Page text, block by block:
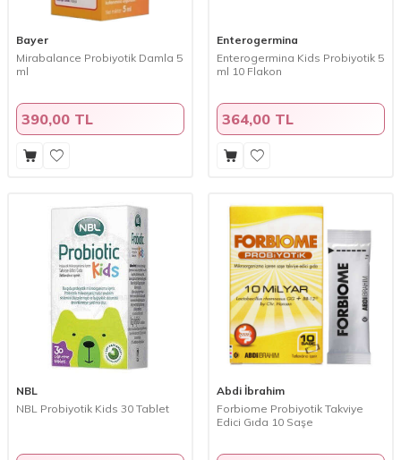
Bayer
Mirabalance Probiyotik Damla 5
ml
390,00 TL
Enterogermina
Enterogermina Kids Probiyotik 5
ml 10 Flakon
364,00 TL
NBL
NBL Probiyotik Kids 30 Tablet
Abdi İbrahim
Forbiome Probiyotik Takviye
Edici Gıda 10 Saşe